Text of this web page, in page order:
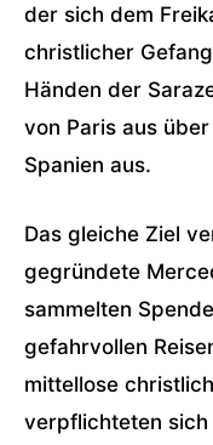
der sich dem
christlicher
Händen der
von Paris aus
Spanien aus.
Das gleiche Ziel
gegründete
sammelten
gefahrvollen
mittellose
verpflichteten sich